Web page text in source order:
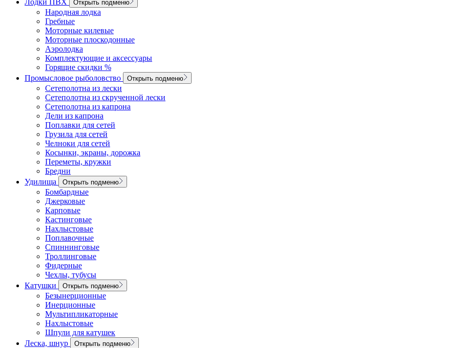
Открыть подменю
Народная лодка
Гребные
Моторные килевые
Моторные плоскодонные
Аэролодка
Комплектующие и аксессуары
Горящие скидки %
Промысловое рыболовство
Открыть подменю
Сетеполотна из лески
Сетеполотна из скрученной лески
Сетеполотна из капрона
Дели из капрона
Поплавки для сетей
Грузила для сетей
Челноки для сетей
Косынки, экраны, дорожка
Переметы, кружки
Бредни
Удилища
Открыть подменю
Бомбардные
Джерковые
Карповые
Кастинговые
Нахлыстовые
Поплавочные
Спиннинговые
Троллинговые
Фидерные
Чехлы, тубусы
Катушки
Открыть подменю
Безынерционные
Инерционные
Мультипликаторные
Нахлыстовые
Шпули для катушек
Леска, шнур
Открыть подменю